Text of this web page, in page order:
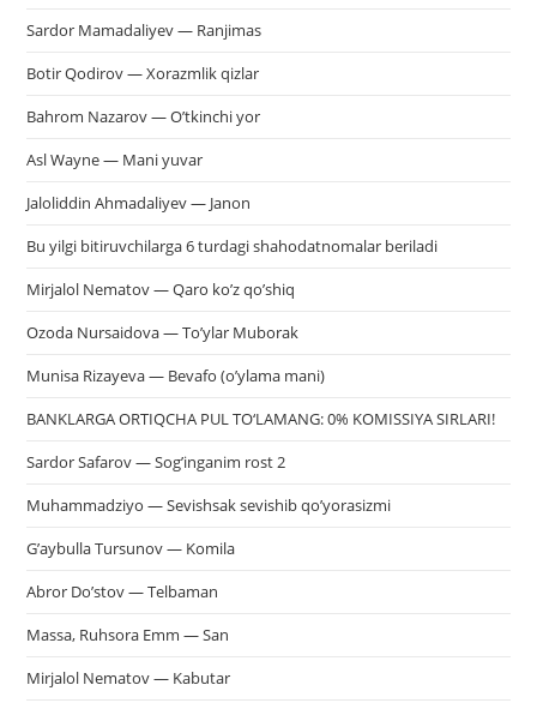
Sardor Mamadaliyev — Ranjimas
Botir Qodirov — Xorazmlik qizlar
Bahrom Nazarov — O’tkinchi yor
Asl Wayne — Mani yuvar
Jaloliddin Ahmadaliyev — Janon
Bu yilgi bitiruvchilarga 6 turdagi shahodatnomalar beriladi
Mirjalol Nematov — Qaro ko’z qo’shiq
Ozoda Nursaidova — To’ylar Muborak
Munisa Rizayeva — Bevafo (o’ylama mani)
BANKLARGA ORTIQCHA PUL TO‘LAMANG: 0% KOMISSIYA SIRLARI!
Sardor Safarov — Sog’inganim rost 2
Muhammadziyo — Sevishsak sevishib qo’yorasizmi
G’aybulla Tursunov — Komila
Abror Do’stov — Telbaman
Massa, Ruhsora Emm — San
Mirjalol Nematov — Kabutar